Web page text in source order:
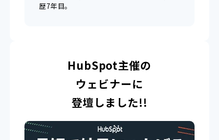
歴7年目。
HubSpot主催の
ウェビナーに
登壇しました!!